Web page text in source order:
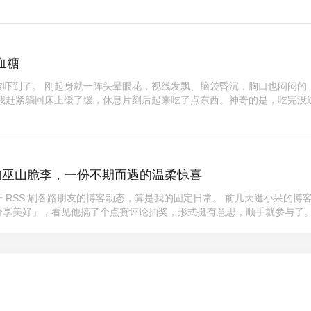
糖
到了。 刚起身就一阵头晕眼花，视线发飘、脑袋昏沉，胸口也闷闷的
紧躺回床上缓了缓，休息片刻后起来吃了点东西。神奇的是，吃完没
山脆李，一份不期而遇的温柔惊喜
刷各路朋友的博客动态，算是我的固定日常。 前几天逛小呆的博